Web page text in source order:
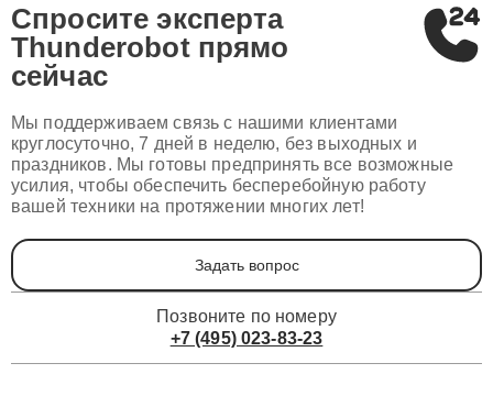
Спросите эксперта
Thunderobot прямо
сейчас
Мы поддерживаем связь с нашими клиентами
круглосуточно, 7 дней в неделю, без выходных и
праздников. Мы готовы предпринять все возможные
усилия, чтобы обеспечить бесперебойную работу
вашей техники на протяжении многих лет!
Задать вопрос
Позвоните по номеру
+7 (495) 023-83-23